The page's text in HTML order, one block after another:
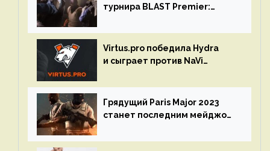
турнира BLAST Premier:
Virtus.pro победила Hydra
и сыграет против NaVi
Грядущий Paris Major 2023
станет последним мейджор-